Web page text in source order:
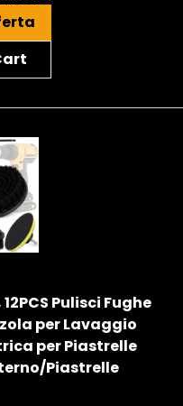
Pulisci Fughe
per Lavaggio
per Piastrelle
Piastrelle